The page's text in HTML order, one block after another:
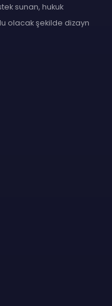
sunan, hukuk
olacak şekilde dizayn